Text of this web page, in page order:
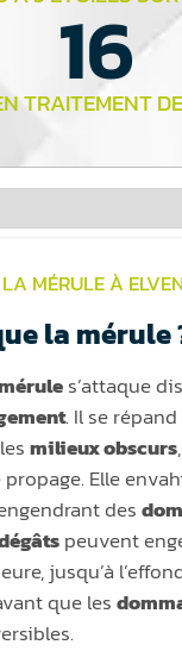
TRAITEMENT
16
MÉRULE À
la mérule
s’attaque
. Il se
milieux obscurs,
propage. Elle
des
peuvent
jusqu’à
que les